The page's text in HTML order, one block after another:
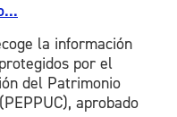
la información
por el
del Patrimonio
aprobado